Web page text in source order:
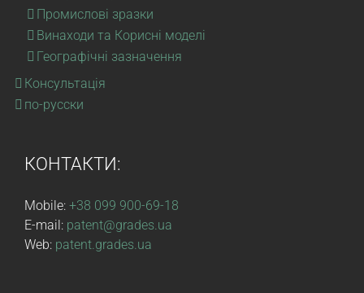
Промислові зразки
Винаходи та Корисні моделі
Географічні зазначення
Консультація
по-русски
КОНТАКТИ:
Mobile: +38 099 900-69-18
E-mail: patent@grades.ua
Web: patent.grades.ua